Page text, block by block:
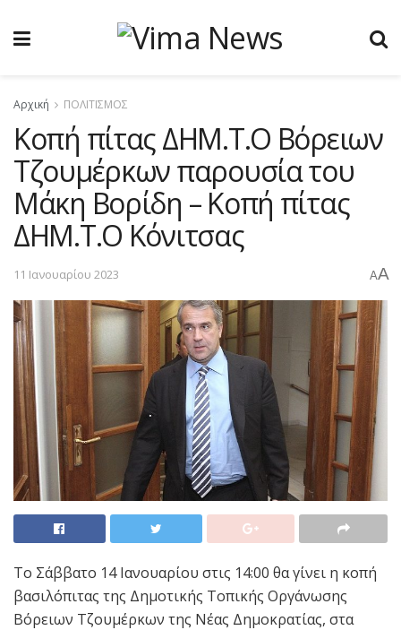
Αρχική ΠΟΛΙΤΙΣΜΟΣ
Κοπή πίτας ΔΗΜ.Τ.Ο Βόρειων
Τζουμέρκων παρουσία του
Μάκη Βορίδη – Κοπή πίτας
ΔΗΜ.Τ.Ο Κόνιτσας
11 Ιανουαρίου 2023 AA
Το Σάββατο 14 Ιανουαρίου στις 14:00 θα γίνει η κοπή
βασιλόπιτας της Δημοτικής Τοπικής Οργάνωσης
Βόρειων Τζουμέρκων της Νέας Δημοκρατίας, στα